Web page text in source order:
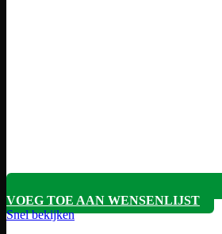
VOEG TOE AAN WENSENLIJST
Snel bekijken